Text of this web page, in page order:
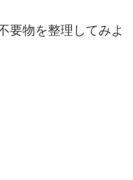
要物を整理してみよ